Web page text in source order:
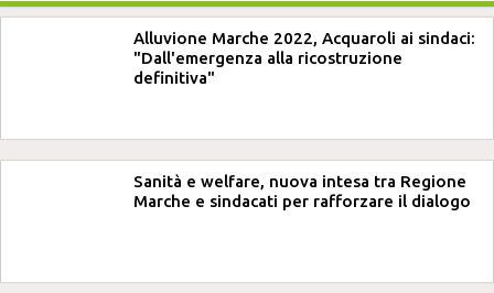
Alluvione Marche 2022, Acquaroli ai sindaci:
"Dall'emergenza alla ricostruzione
definitiva"
Sanità e welfare, nuova intesa tra Regione
Marche e sindacati per rafforzare il dialogo